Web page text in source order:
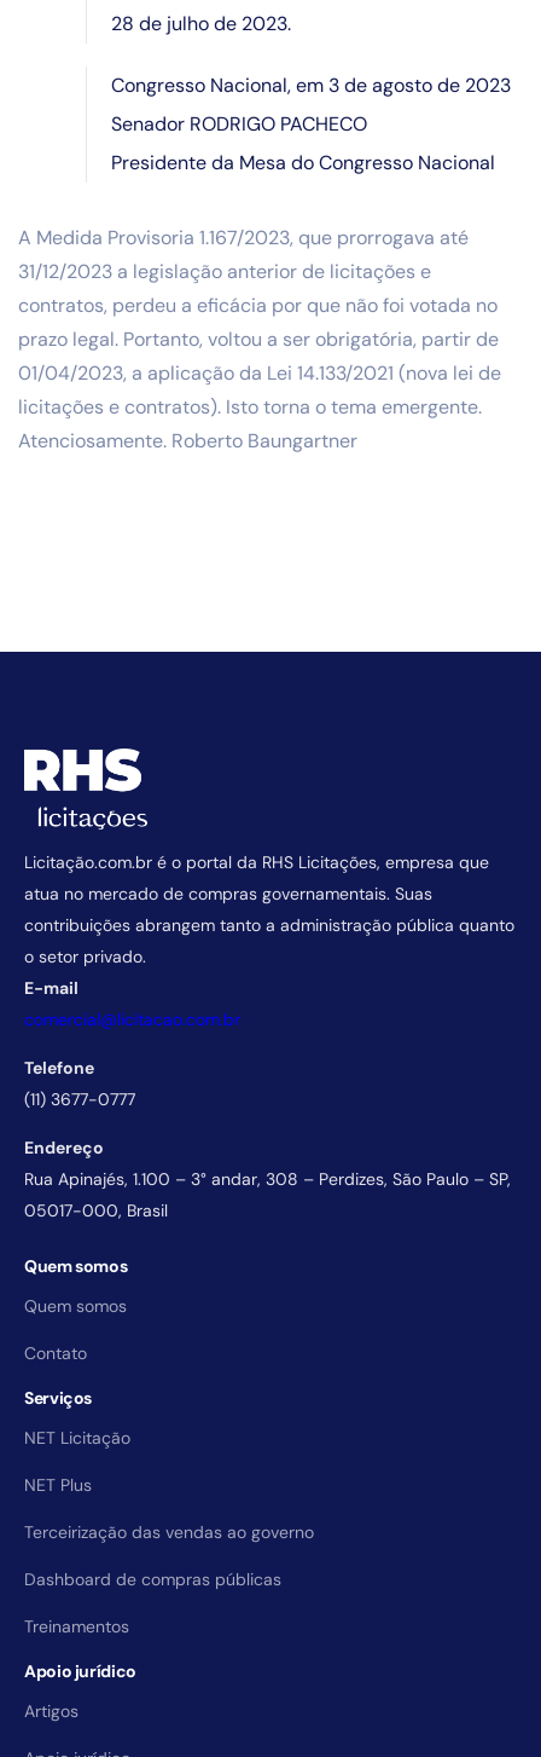
28 de julho de 2023.
Congresso Nacional, em 3 de agosto de 2023
Senador RODRIGO PACHECO
Presidente da Mesa do Congresso Nacional
A Medida Provisoria 1.167/2023, que prorrogava até
31/12/2023 a legislação anterior de licitações e
contratos, perdeu a eficácia por que não foi votada no
prazo legal. Portanto, voltou a ser obrigatória, partir de
01/04/2023, a aplicação da Lei 14.133/2021 (nova lei de
licitações e contratos). Isto torna o tema emergente.
Atenciosamente. Roberto Baungartner
Licitação.com.br é o portal da RHS Licitações, empresa que
atua no mercado de compras governamentais. Suas
contribuições abrangem tanto a administração pública quanto
o setor privado.
E-mail
comercial@licitacao.com.br
Telefone
(11) 3677-0777
Endereço
Rua Apinajés, 1.100 – 3° andar, 308 – Perdizes, São Paulo – SP,
05017-000, Brasil
Quem somos
Quem somos
Contato
Serviços
NET Licitação
NET Plus
Terceirização das vendas ao governo
Dashboard de compras públicas
Treinamentos
Apoio jurídico
Artigos